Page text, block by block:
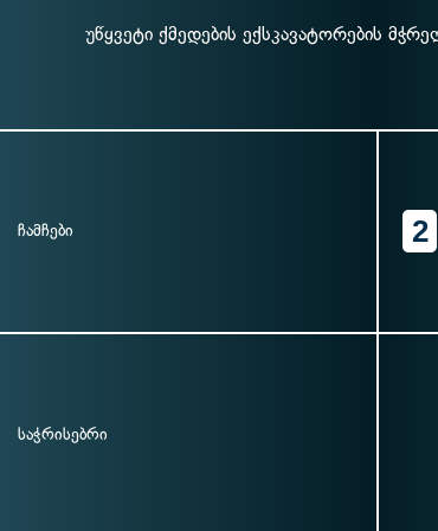
უწყვეტი ქმედების ექსკავატორების
ჩამჩები 2
საჭრისებრი